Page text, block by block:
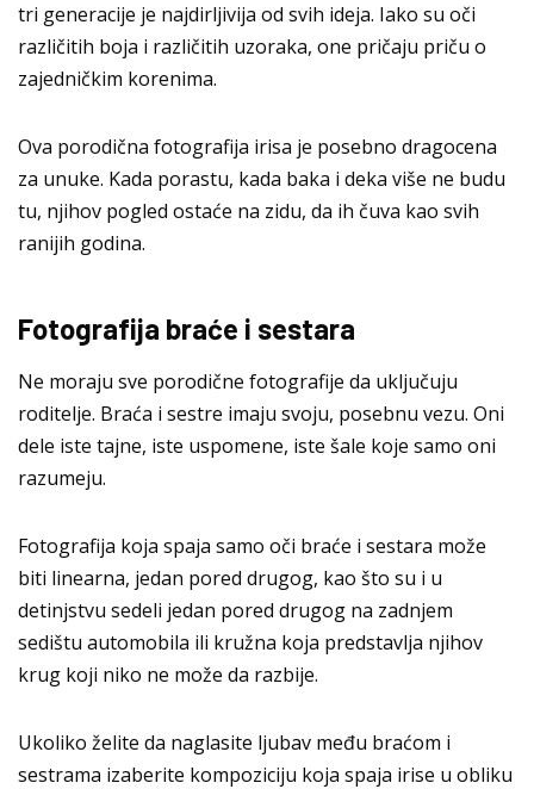
tri generacije je najdirljivija od svih ideja. Iako su oči
različitih boja i različitih uzoraka, one pričaju priču o
zajedničkim korenima.
Ova porodična fotografija irisa je posebno dragocena
za unuke. Kada porastu, kada baka i deka više ne budu
tu, njihov pogled ostaće na zidu, da ih čuva kao svih
ranijih godina.
Fotografija braće i sestara
Ne moraju sve porodične fotografije da uključuju
roditelje. Braća i sestre imaju svoju, posebnu vezu. Oni
dele iste tajne, iste uspomene, iste šale koje samo oni
razumeju.
Fotografija koja spaja samo oči braće i sestara može
biti linearna, jedan pored drugog, kao što su i u
detinjstvu sedeli jedan pored drugog na zadnjem
sedištu automobila ili kružna koja predstavlja njihov
krug koji niko ne može da razbije.
Ukoliko želite da naglasite ljubav među braćom i
sestrama izaberite kompoziciju koja spaja irise u obliku